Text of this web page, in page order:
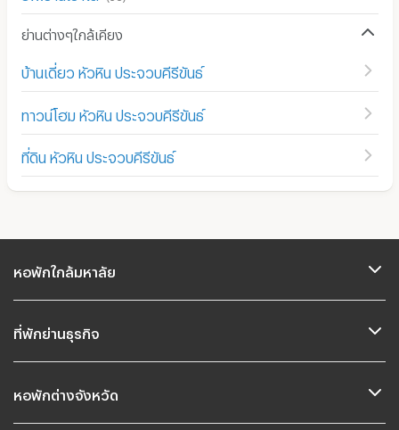
ย่านต่างๆใกล้เคียง
บ้านเดี่ยว หัวหิน ประจวบคีรีขันธ์
ทาวน์โฮม หัวหิน ประจวบคีรีขันธ์
ที่ดิน หัวหิน ประจวบคีรีขันธ์
หอพักใกล้มหาลัย
ที่พักย่านธุรกิจ
หอพักต่างจังหวัด